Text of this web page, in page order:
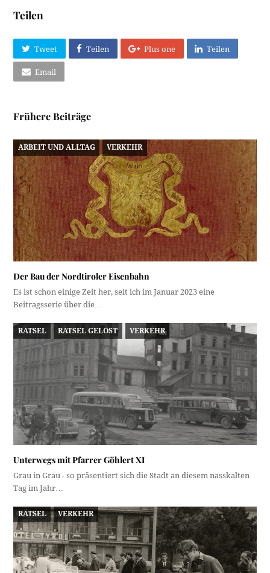
Teilen
Tweet Teilen Plus one Teilen
Email
Frühere Beiträge
ARBEIT UND ALLTAG VERKEHR
Der Bau der Nordtiroler Eisenbahn
Es ist schon einige Zeit her, seit ich im Januar 2023 eine
Beitragsserie über die…
RÄTSEL RÄTSEL GELÖST VERKEHR
Unterwegs mit Pfarrer Göhlert XI
Grau in Grau - so präsentiert sich die Stadt an diesem nasskalten
Tag im Jahr…
RÄTSEL VERKEHR